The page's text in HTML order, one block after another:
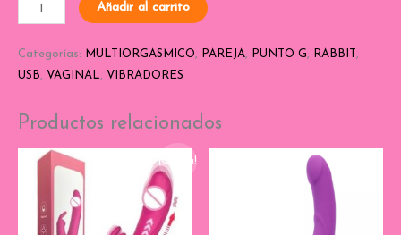
Añadir al carrito
Categorías: MULTIORGASMICO, PAREJA, PUNTO G, RABBIT ,
USB, VAGINAL, VIBRADORES
Productos relacionados
¡Oferta!